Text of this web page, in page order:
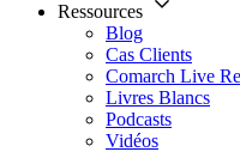
Ressources
Blog
Cas Clients
Comarch Live
Livres Blancs
Podcasts
Vidéos